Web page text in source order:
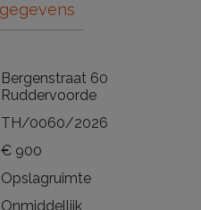
Bergenstraat 60
Ruddervoorde
TH/0060/2026
€ 900
Opslagruimte
Onmiddellijk